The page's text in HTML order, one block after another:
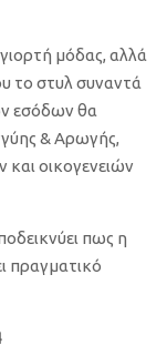
μόδας, αλλά
το στυλ συναντά
εσόδων θα
& Αρωγής,
οικογενειών
πως η
πραγματικό